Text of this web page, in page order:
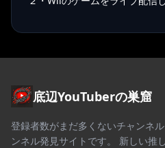
底辺YouTuberの巣窟
登録者数がまだ多くないチャンネ
ンネル発見サイトです。 新しい推